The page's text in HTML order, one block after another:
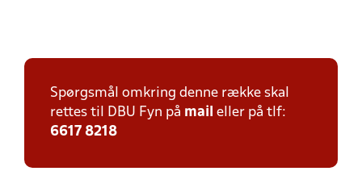
Spørgsmål omkring denne række skal
rettes til DBU Fyn på mail eller på tlf:
6617 8218